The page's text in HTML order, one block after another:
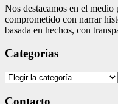
Nos destacamos en el
comprometido con narrar
basada en hechos, con
Categorias
Categorias
Contacto